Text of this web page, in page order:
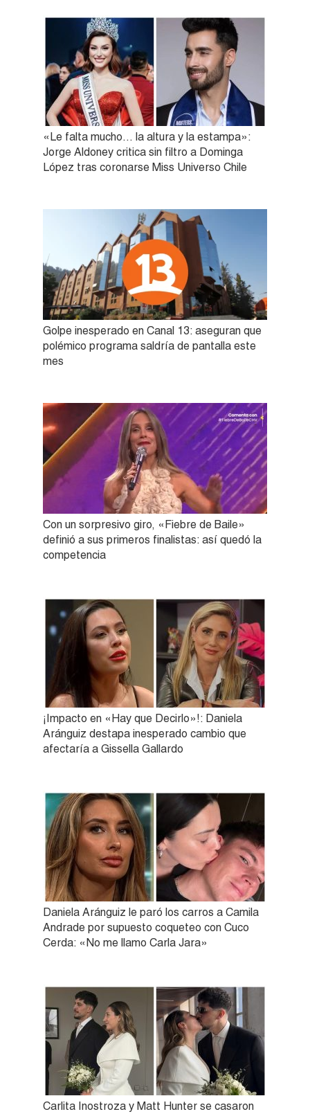
«Le falta mucho… la altura y la estampa»:
Jorge Aldoney critica sin filtro a Dominga
López tras coronarse Miss Universo Chile
Golpe inesperado en Canal 13: aseguran que
polémico programa saldría de pantalla este
mes
Con un sorpresivo giro, «Fiebre de Baile»
definió a sus primeros finalistas: así quedó la
competencia
¡Impacto en «Hay que Decirlo»!: Daniela
Aránguiz destapa inesperado cambio que
afectaría a Gissella Gallardo
Daniela Aránguiz le paró los carros a Camila
Andrade por supuesto coqueteo con Cuco
Cerda: «No me llamo Carla Jara»
Carlita Inostroza y Matt Hunter se casaron